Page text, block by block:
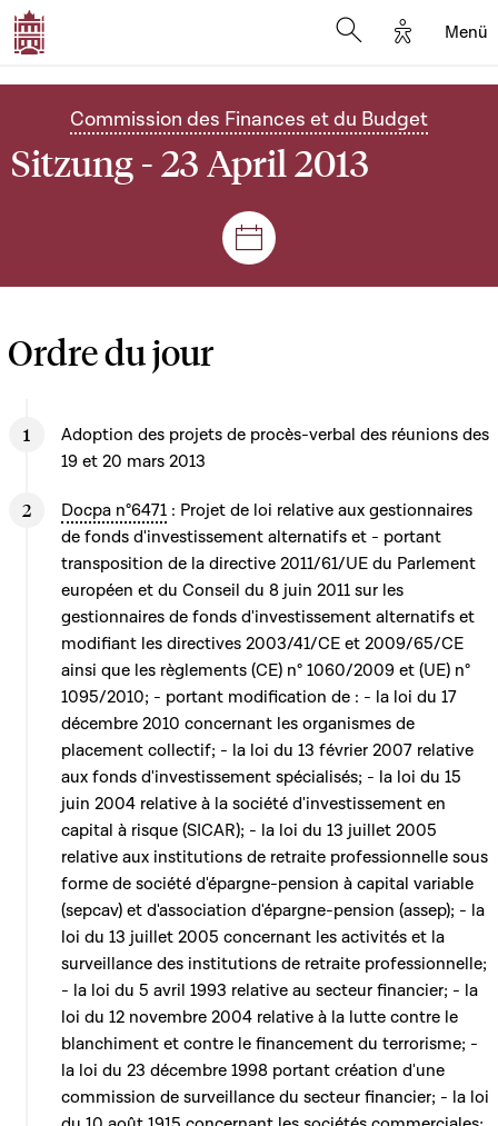
Options
Menü
Commission des Finances et du Budget
Sitzung - 23 April 2013
Plenar- und
Ordre du jour
Adoption des projets de procès-verbal des réunions des
19 et 20 mars 2013
Docpa n°6471 : Projet de loi relative aux gestionnaires
de fonds d'investissement alternatifs et - portant
transposition de la directive 2011/61/UE du Parlement
européen et du Conseil du 8 juin 2011 sur les
gestionnaires de fonds d'investissement alternatifs et
modifiant les directives 2003/41/CE et 2009/65/CE
ainsi que les règlements (CE) n° 1060/2009 et (UE) n°
1095/2010; - portant modification de : - la loi du 17
décembre 2010 concernant les organismes de
placement collectif; - la loi du 13 février 2007 relative
aux fonds d'investissement spécialisés; - la loi du 15
juin 2004 relative à la société d'investissement en
capital à risque (SICAR); - la loi du 13 juillet 2005
relative aux institutions de retraite professionnelle sous
forme de société d'épargne-pension à capital variable
(sepcav) et d'association d'épargne-pension (assep); - la
loi du 13 juillet 2005 concernant les activités et la
surveillance des institutions de retraite professionnelle;
- la loi du 5 avril 1993 relative au secteur financier; - la
loi du 12 novembre 2004 relative à la lutte contre le
blanchiment et contre le financement du terrorisme; -
la loi du 23 décembre 1998 portant création d'une
commission de surveillance du secteur financier; - la loi